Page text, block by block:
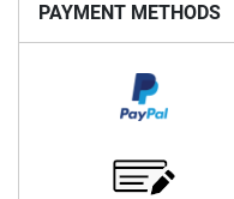
PAYMENT METHODS